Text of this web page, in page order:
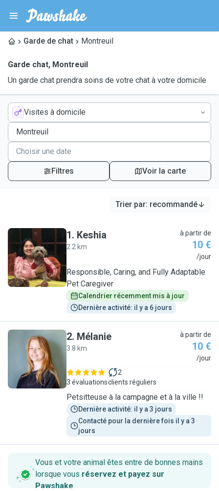
Garde de chat Montreuil
Garde chat, Montreuil
Un garde chat prendra soins de votre chat à votre domicile
Visites à domicile
Filtres Voir la carte
Trier par: recommandé
K
1. Keshia
2.2 km
à partir de
10 €
/jour
Responsible, Caring, and Fully Adaptable
Pet Caregiver
Calendrier récemment mis à jour
Dernière activité: il y a 6 jours
M
2. Mélanie
3.8 km
à partir de
10 €
/jour
3 évaluations
2
clients réguliers
Petsitteuse à la campagne et à la ville !!
Dernière activité: il y a 3 jours
Contacté pour la dernière fois il y a 3
jours
Vous et votre animal êtes entre de bonnes mains
lorsque vous réservez et payez sur
Pawshake.